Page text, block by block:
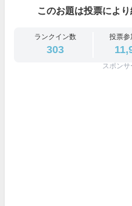
このお題は投票によ
ランクイン数
303
投票参
スポンサ